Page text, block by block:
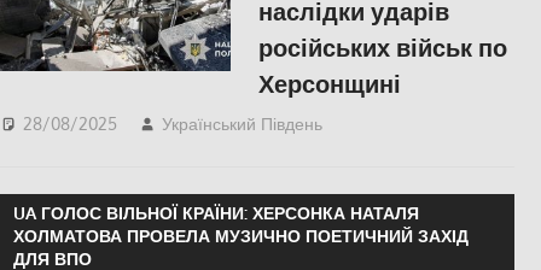
наслідки ударів
російських військ по
Херсонщині
28/08/2025 Український Південь
UA ГОЛОС ВІЛЬНОЇ КРАЇНИ: ХЕРСОНКА НАТАЛЯ
ХОЛМАТОВА ПРОВЕЛА МУЗИЧНО ПОЕТИЧНИЙ ЗАХІД
ДЛЯ ВПО